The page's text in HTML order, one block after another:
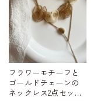
フラワーモチーフと
ゴールドチェーンの
ネックレス2点セット